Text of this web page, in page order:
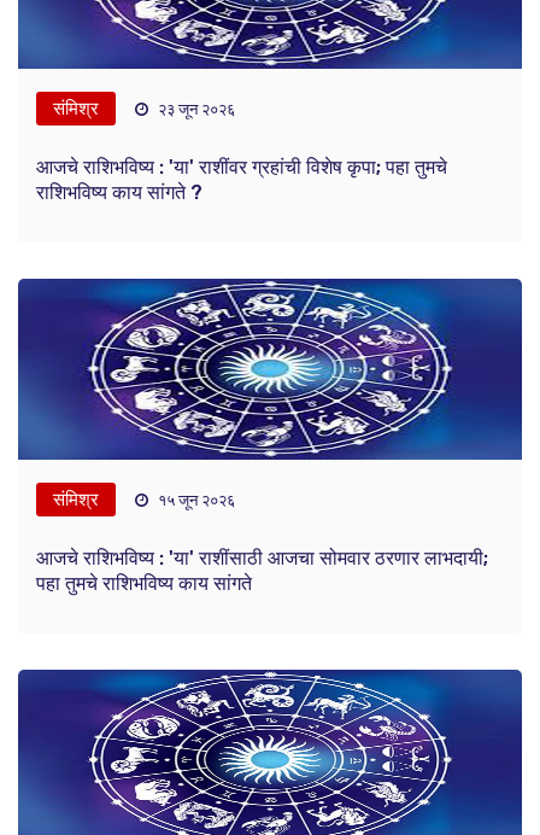
संमिश्र २३ जून २०२६
आजचे राशिभविष्य : 'या' राशींवर ग्रहांची विशेष कृपा; पहा तुमचे
राशिभविष्य काय सांगते ?
संमिश्र १५ जून २०२६
आजचे राशिभविष्य : 'या' राशींसाठी आजचा सोमवार ठरणार लाभदायी;
पहा तुमचे राशिभविष्य काय सांगते